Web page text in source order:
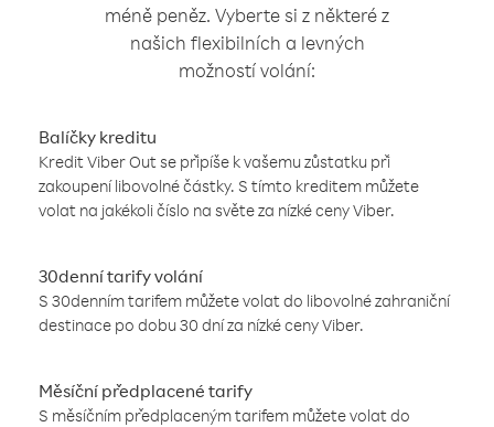
méně peněz. Vyberte si z některé z
našich flexibilních a levných
možností volání:
Balíčky kreditu
Kredit Viber Out se připíše k vašemu zůstatku při
zakoupení libovolné částky. S tímto kreditem můžete
volat na jakékoli číslo na světe za nízké ceny Viber.
30denní tarify volání
S 30denním tarifem můžete volat do libovolné zahraniční
destinace po dobu 30 dní za nízké ceny Viber.
Měsíční předplacené tarify
S měsíčním předplaceným tarifem můžete volat do